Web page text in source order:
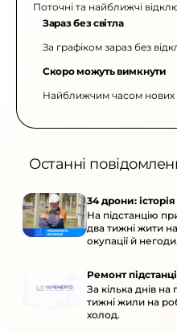
Поточні та найближчі
Зараз без світла
За графіком зараз без
Скоро можуть вимкнути
Найближчим часом нових
Останні
34 дрони:
На підстанцію
два тижні жити
окупації й негоди.
Ремонт
За кілька днів
тижні жили на
холод.